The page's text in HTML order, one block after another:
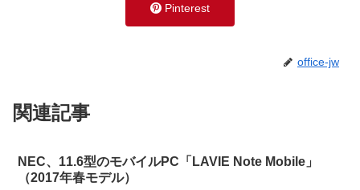
Pinterest
office-jw
関連記事
NEC、11.6型のモバイルPC「LAVIE Note Mobile」
（2017年春モデル）